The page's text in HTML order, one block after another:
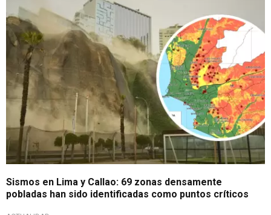
Sismos en Lima y Callao: 69 zonas densamente
pobladas han sido identificadas como puntos críticos